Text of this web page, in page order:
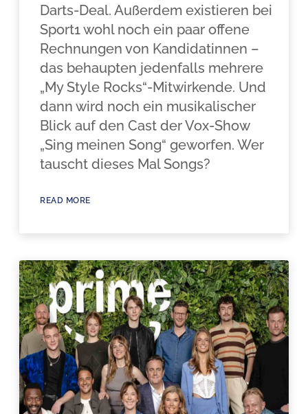
Darts-Deal. Außerdem existieren bei
Sport1 wohl noch ein paar offene
Rechnungen von Kandidatinnen –
das behaupten jedenfalls mehrere
„My Style Rocks“-Mitwirkende. Und
dann wird noch ein musikalischer
Blick auf den Cast der Vox-Show
„Sing meinen Song“ geworfen. Wer
tauscht dieses Mal Songs?
READ MORE